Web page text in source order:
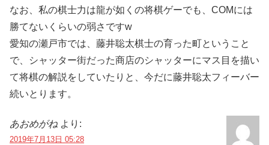
なお、私の棋士力は龍が如くの将棋ゲーでも、COMには
勝てないくらいの弱さですw
愛知の瀬戸市では、藤井聡太棋士の育った町ということ
で、シャッター街だった商店のシャッターにマス目を描い
て将棋の解説をしていたりと、今だに藤井聡太フィーバー
続いとります。
あおめがね より:
2019年7月13日 05:28